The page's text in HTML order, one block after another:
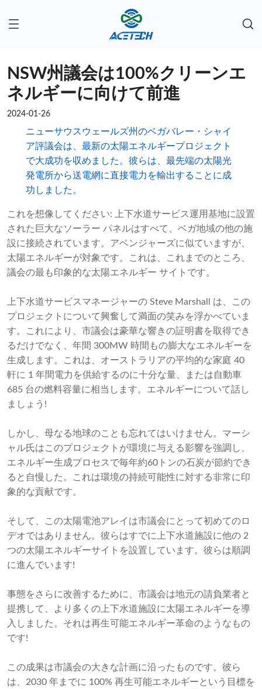
NSW州議会は100%クリーンエ
ネルギーに向けて前進
2024-01-26
ニューサウスウェールズ州のベガバレー・シャイ
ア評議会は、最新の太陽エネルギープロジェクト
で大成功を収めました。彼らは、最先端の太陽光
発電所から送電網に直接電力を輸出することに成
功しました。
これを想像してください: 上下水道サービス運用基地に設置
された巨大なソーラー パネルはすべて、ベガ地域の他の施
設に接続されています。アベンジャーズに似ていますが、
太陽エネルギーが対象です。これは、これまでのところ、
議会の最も印象的な太陽エネルギー サイトです。
上下水道サービスマネージャーの Steve Marshall は、この
プロジェクトについて興奮して満面の笑みを浮かべていま
す。これにより、市議会は豪華な響きの証明書を取得でき
るだけでなく、年間 300MW 時間もの膨大なエネルギーを
生成します。これは、オーストラリアの平均的な家庭 40
軒に 1 年間電力を供給するのに十分な量、または自動車
685 台の燃料容量に相当します。エネルギーについて話し
ましょう!
しかし、母なる地球のことも忘れてはいけません。マーシ
ャル氏はこのプロジェクトが環境に与える影響を強調し、
エネルギー生成プロセスで毎年約60トンの石炭が節約でき
ると自慢した。これは環境の持続可能性に対する非常に印
象的な貢献です。
そして、この太陽電池アレイは市議会にとって初めてのロ
デオではありません。彼らはすでに上下水道施設に他の 2
つの太陽エネルギーサイトを設置しています。彼らは順調
に進んでいます!
事態をさらに改善するために、市議会は地元の請負業者と
提携して、より多くの上下水道施設に太陽エネルギーを導
入しました。それは再生可能エネルギー革命のようなもの
です!
この成果は市議会の大きな計画に沿ったものです。彼ら
は、2030 年までに 100% 再生可能エネルギーという目標を